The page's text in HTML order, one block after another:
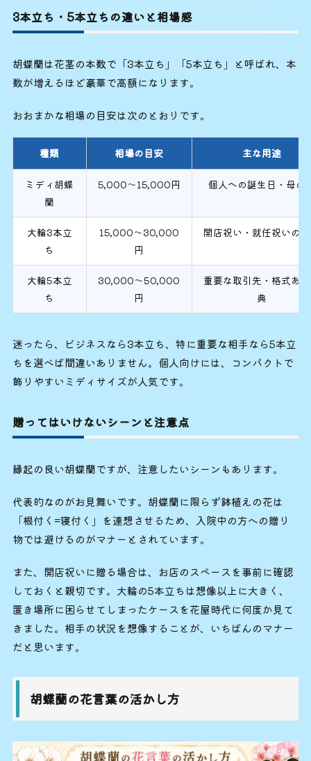
3本立ち・5本立ちの違いと相場感
胡蝶蘭は花茎の本数で「3本立ち」「5本立ち」と呼ばれ、本
数が増えるほど豪華で高額になります。
おおまかな相場の目安は次のとおりです。
種類 相場の目安 主な用途
ミディ胡蝶
蘭
5,000〜15,000円 個人への誕生日・母の
大輪3本立
ち
15,000〜30,000
円
開店祝い・就任祝いの
大輪5本立
ち
30,000〜50,000
円
重要な取引先・格式あ
典
迷ったら、ビジネスなら3本立ち、特に重要な相手なら5本立
ちを選べば間違いありません。個人向けには、コンパクトで
飾りやすいミディサイズが人気です。
贈ってはいけないシーンと注意点
縁起の良い胡蝶蘭ですが、注意したいシーンもあります。
代表的なのがお見舞いです。胡蝶蘭に限らず鉢植えの花は
「根付く=寝付く」を連想させるため、入院中の方への贈り
物では避けるのがマナーとされています。
また、開店祝いに贈る場合は、お店のスペースを事前に確認
しておくと親切です。大輪の5本立ちは想像以上に大きく、
置き場所に困らせてしまったケースを花屋時代に何度か見て
きました。相手の状況を想像することが、いちばんのマナー
だと思います。
胡蝶蘭の花言葉の活かし方